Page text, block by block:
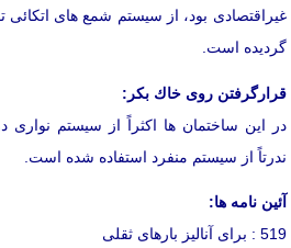
غیراقتصادی بود، از سیستم شمع های اتكائی
گردیده است.
قرارگرفتن روی خاك بكر:
در این ساختمان ها اكثراً از سیستم
ندرتاً از سیستم منفرد استفاده شده است.
آئین نامه ها:
519 : برای آنالیز بارهای ثقلی